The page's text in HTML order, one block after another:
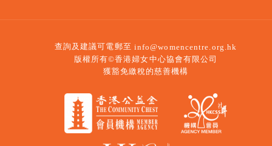
查詢及建議可電郵至 info@womencentre.org.hk
版權所有©香港婦女中心協會有限公司
獲豁免繳稅的慈善機構